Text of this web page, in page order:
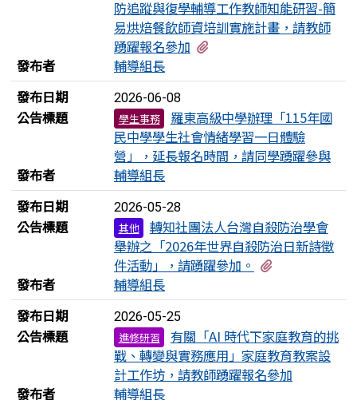
防追蹤與復學輔導工作教師知能研習-簡
易烘焙餐飲師資培訓實施計畫，請教師
踴躍報名參加
發布者
輔導組長
發布日期
2026-06-08
公告標題 學生事務
羅東高級中學辦理「115年國
民中學學生社會情緒學習一日體驗
營」，延長報名時間，請同學踴躍參與
發布者
輔導組長
發布日期
2026-05-28
公告標題 其他
轉知社團法人台灣自殺防治學會
舉辦之「2026年世界自殺防治日新詩徵
件活動」，請踴躍參加。
發布者
輔導組長
發布日期
2026-05-25
公告標題 進修研習
有關「AI 時代下家庭教育的挑
戰、轉變與實務應用」家庭教育教案設
計工作坊，請教師踴躍報名參加
發布者
輔導組長